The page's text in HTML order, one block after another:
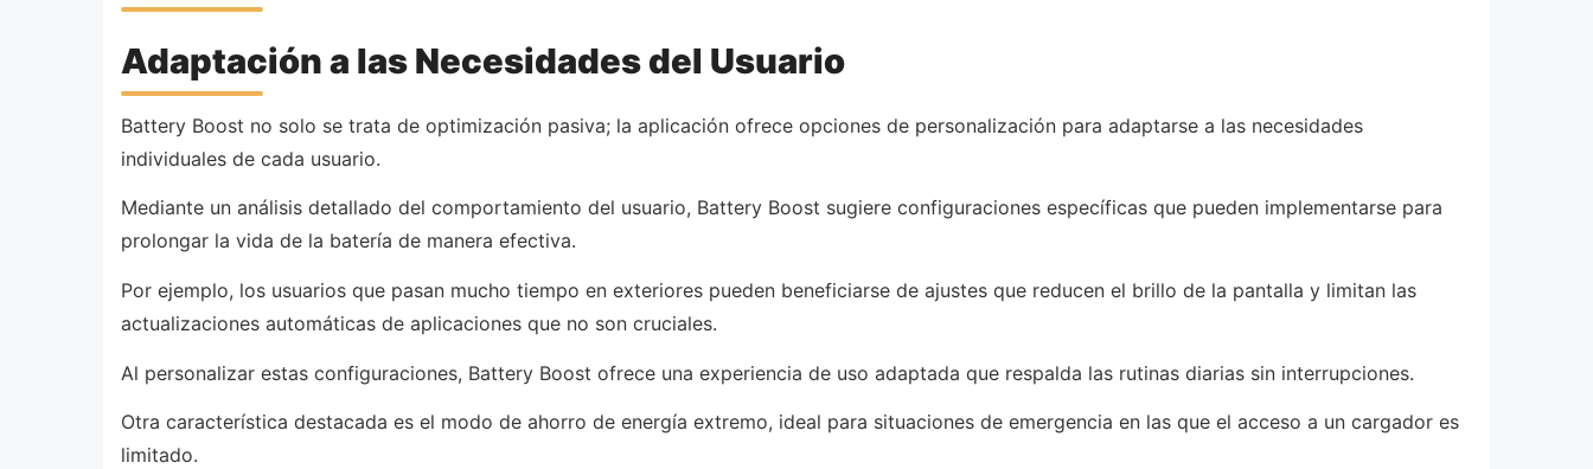
Adaptación a las Necesidades del Usuario
Battery Boost no solo se trata de optimización pasiva; la aplicación ofrece opciones de personalización para adaptarse a las necesidades
individuales de cada usuario.
Mediante un análisis detallado del comportamiento del usuario, Battery Boost sugiere configuraciones específicas que pueden implementarse para
prolongar la vida de la batería de manera efectiva.
Por ejemplo, los usuarios que pasan mucho tiempo en exteriores pueden beneficiarse de ajustes que reducen el brillo de la pantalla y limitan las
actualizaciones automáticas de aplicaciones que no son cruciales.
Al personalizar estas configuraciones, Battery Boost ofrece una experiencia de uso adaptada que respalda las rutinas diarias sin interrupciones.
Otra característica destacada es el modo de ahorro de energía extremo, ideal para situaciones de emergencia en las que el acceso a un cargador es
limitado.